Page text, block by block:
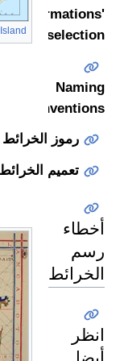
Easter Island
رموز الخرائط
تعميم الخرائط